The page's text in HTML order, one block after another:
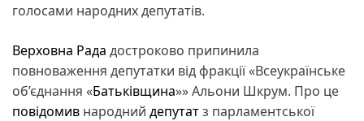
голосами народних депутатів.
Верховна Рада достроково припинила
повноваження депутатки від фракції «Всеукраїнське
об’єднання «Батьківщина»» Альони Шкрум. Про це
повідомив народний депутатз парламентської